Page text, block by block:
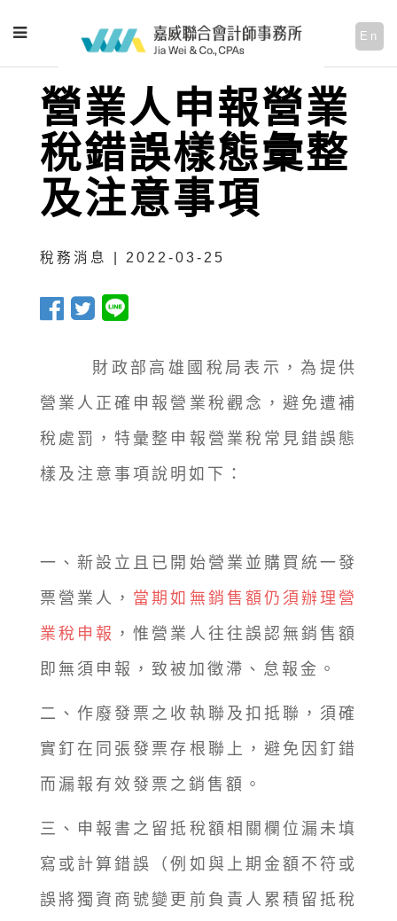
En
營業人申報營業
稅錯誤樣態彙整
及注意事項
稅務消息 | 2022-03-25
財政部高雄國稅局表示，為提供
營業人正確申報營業稅觀念，避免遭補
稅處罰，特彙整申報營業稅常見錯誤態
樣及注意事項說明如下：
一、新設立且已開始營業並購買統一發
票營業人， 當期如無銷售額仍須辦理營
業稅申報 ，惟營業人往往誤認無銷售額
即無須申報，致被加徵滯、怠報金。
二、作廢發票之收執聯及扣抵聯，須確
實釘在同張發票存根聯上，避免因釘錯
而漏報有效發票之銷售額。
三、申報書之留抵稅額相關欄位漏未填
寫或計算錯誤（例如與上期金額不符或
誤將獨資商號變更前負責人累積留抵稅